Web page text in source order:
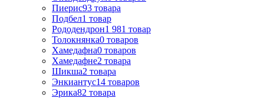
Пиерис93 товара
Подбел1 товар
Рододендрон1 981 товар
Толокнянка0 товаров
Хамедафна0 товаров
Хамедафне2 товара
Шикша2 товара
Энкиантус14 товаров
Эрика82 товара